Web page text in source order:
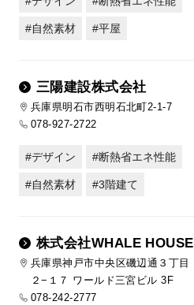
自然素材 平屋
三陽建設株式会社
兵庫県明石市西明石北町2-1-7
078-927-2722
デザイン 断熱省エネ性能
自然素材 3階建て
株式会社WHALE HOUSE
兵庫県神戸市中央区磯辺通３丁目
２−１７ ワールド三宮ビル 3F
078-242-2777